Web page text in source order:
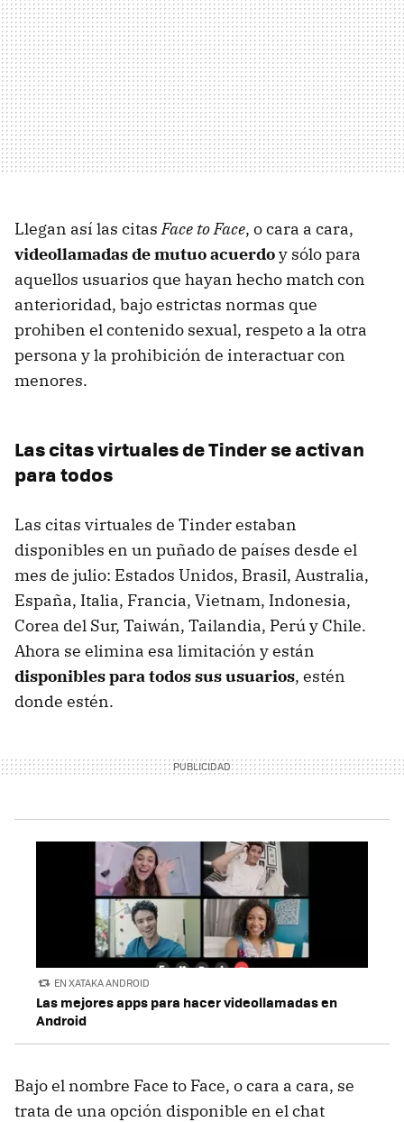
Llegan así las citasFace to Face, o cara a cara,
videollamadas de mutuo acuerdoy sólo para
aquellos usuarios que hayan hecho match con
anterioridad, bajo estrictas normas que
prohiben el contenido sexual, respeto a la otra
persona y la prohibición de interactuar con
menores.
Las citas virtuales de Tinder se activan
para todos
Las citas virtuales de Tinder estaban
disponibles en un puñado de países desde el
mes de julio: Estados Unidos, Brasil, Australia,
España, Italia, Francia, Vietnam, Indonesia,
Corea del Sur, Taiwán, Tailandia, Perú y Chile.
Ahora se elimina esa limitación y están
disponibles para todos sus usuarios, estén
donde estén.
EN XATAKA ANDROID
Las mejores apps para hacer videollamadas en
Android
Bajo el nombre Face to Face, o cara a cara, se
trata de una opción disponible en el chat